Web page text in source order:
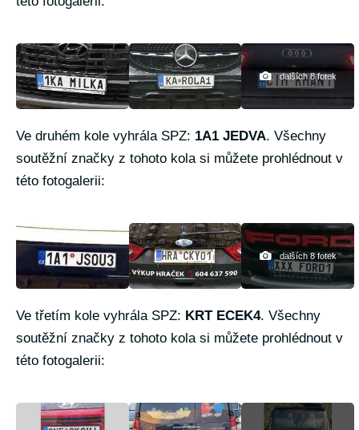
dalších 8 fotek
Ve druhém kole vyhrála SPZ: 1A1 JEDVA. Všechny
soutěžní značky z tohoto kola si můžete prohlédnout v
této fotogalerii:
dalších 8 fotek
Ve třetím kole vyhrála SPZ: KRT ECEK4. Všechny
soutěžní značky z tohoto kola si můžete prohlédnout v
této fotogalerii: